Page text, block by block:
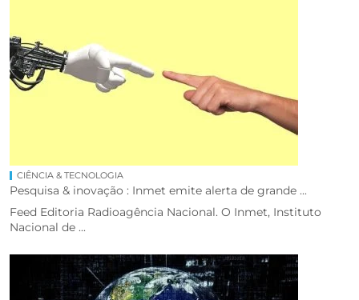
CIÊNCIA & TECNOLOGIA
Pesquisa & inovação : Inmet emite alerta de grande ...
Feed Editoria Radioagência Nacional. O Inmet, Instituto
Nacional de ...